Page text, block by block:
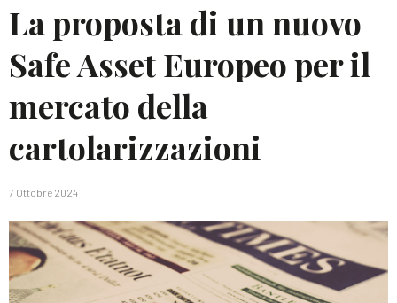
La proposta di un nuovo
Safe Asset Europeo per il
mercato della
cartolarizzazioni
7 Ottobre 2024